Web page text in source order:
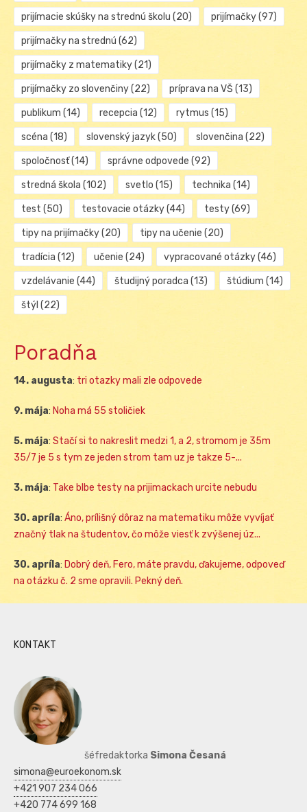
prijímacie skúšky na strednú školu (20) prijímačky(97)
prijímačky na strednú (62)
prijímačky z matematiky(21)
prijímačky zo slovenčiny(22) príprava na VŠ (13)
publikum (14) recepcia (12) rytmus (15)
scéna (18) slovenský jazyk(50) slovenčina (22)
spoločnosť(14) správne odpovede (92)
stredná škola (102) svetlo (15) technika (14)
test (50) testovacie otázky(44) testy(69)
tipy na prijímačky(20) tipy na učenie (20)
tradícia (12) učenie (24) vypracované otázky(46)
vzdelávanie (44) študijný poradca (13) štúdium (14)
štýl (22)
Poradňa
14. augusta: tri otazky mali zle odpovede
9. mája: Noha má 55 stoličiek
5. mája: Stačí si to nakreslit medzi 1, a 2, stromom je 35m
35/7 je 5 s tym ze jeden strom tam uz je takze 5-...
3. mája: Take blbe testy na prijimackach urcite nebudu
30. apríla: Áno, prílišný dôraz na matematiku môže vyvíjať
značný tlak na študentov, čo môže viesť k zvýšenej úz...
30. apríla: Dobrý deň, Fero, máte pravdu, ďakujeme, odpoveď
na otázku č. 2 sme opravili. Pekný deň.
KONTAKT
šéfredaktorka Simona Česaná
simona@euroekonom.sk
+421 907 234 066
+420 774 699 168